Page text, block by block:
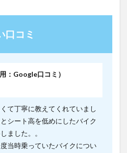
口コミ
：Google口コミ）
て丁寧に教えてくれていまし
シート高を低めにしたバイク
ました。。
当時乗っていたバイクについ